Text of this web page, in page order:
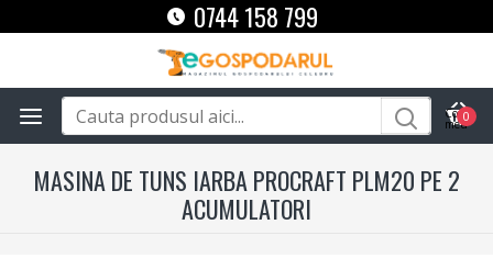
0744 158 799
0
MASINA DE TUNS IARBA PROCRAFT PLM20 PE 2
ACUMULATORI